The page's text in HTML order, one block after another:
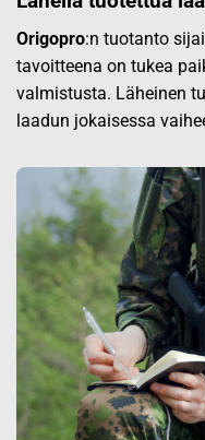
Origopro:n tuotanto
tavoitteena on tukea
valmistusta. Läheinen
laadun jokaisessa